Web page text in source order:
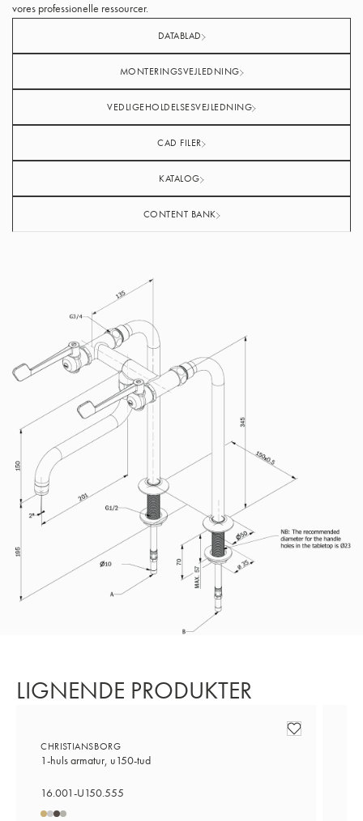
vores professionelle ressourcer.
DATABLAD
MONTERINGSVEJLEDNING
VEDLIGEHOLDELSESVEJLEDNING
CAD FILER
KATALOG
CONTENT BANK
LIGNENDE PRODUKTER
CHRISTIANSBORG
1-huls armatur, u150-tud
16.001-U150.555